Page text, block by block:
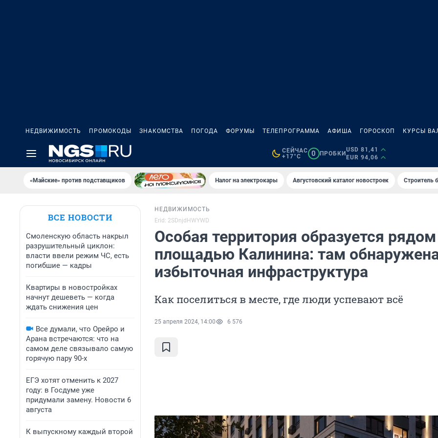
НЕДВИЖИМОСТЬ ПРОМОКОДЫ ЗНАКОМСТВА ПОГОДА ФОРУМЫ ТЕЛЕПРОГРАММА АФИША ГОРОСКОП КУРСЫ
СЕЙЧАС
+17°C
0 ПРОБКИ
USD 81,41
EUR 94,06
«Майские» против подставщиков Налог на электрокары Августовский каталог новостроек Строитель
ВСЕ НОВОСТИ
Смоленскую область накрыл
разрушительный циклон:
власти ввели режим ЧС, есть
погибшие — кадры
Квартиры в новостройках
начнут дешеветь — когда
ждать снижения цен
Все думали, что Орейро и
Арана встречаются: что на
самом деле связывало самую
горячую пару 90-х
ЕГЭ хотят отменить к 2027
году: в Госдуме уже
придумали замену. Новости 6
августа
К выпускному каждый второй
НЕДВИЖИМОСТЬ
Erid: 2SDnjdHWYWD
Особая территория образуется
площадью Калинина: там
избыточная инфраструктура
Как поселиться в месте, где люди успевают всё
25 апреля 2024, 14:00 6 576